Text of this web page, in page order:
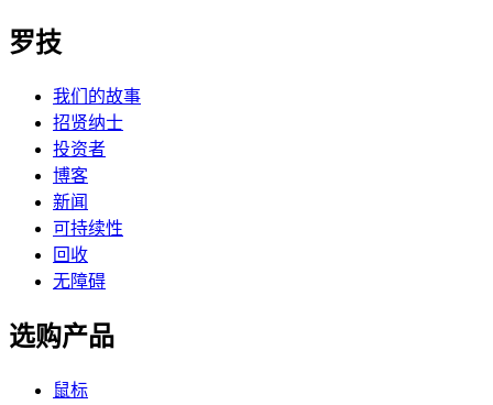
罗技
我们的故事
招贤纳士
投资者
博客
新闻
可持续性
回收
无障碍
选购产品
鼠标